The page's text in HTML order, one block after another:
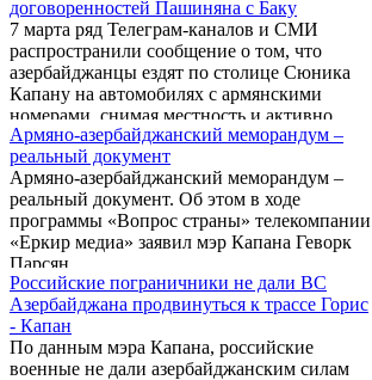
странице в Facebook написал руководитель
аналитического центра «Энакет» Тигран
Абрамян.
договоренностей Пашиняна с Баку
7 марта ряд Телеграм-каналов и СМИ
распространили сообщение о том, что
азербайджанцы ездят по столице Сюника
Капану на автомобилях c армянскими
номерами, снимая местность и активно
комментируя свои действия. Возможные
сомнения в достоверности этой, казалось
бы, невероятной информации полностью
развеяла приложенная видеозапись
длительностью около 9 минут. Вскоре
подлинность видеозаписи подтвердила
Служба нацбезопасности РА.
Армяно-азербайджанский меморандум –
реальный документ
Армяно-азербайджанский меморандум –
реальный документ. Об этом в ходе
программы «Вопрос страны» телекомпании
«Еркир медиа» заявил мэр Капана Геворк
Парсян.
Российские пограничники не дали ВС
Азербайджана продвинуться к трассе Горис
- Капан
По данным мэра Капана, российские
военные не дали азербайджанским силам